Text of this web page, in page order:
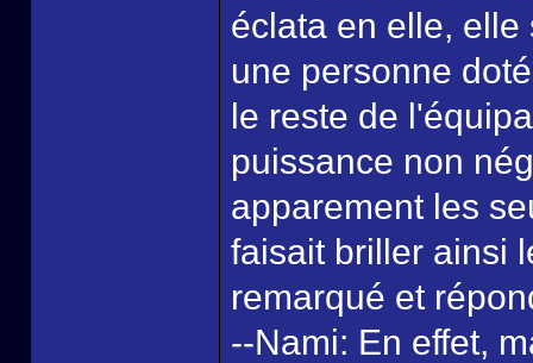
éclata en elle,
une personne
le reste de
puissance non
apparement les
faisait briller ainsi
remarqué et
--Nami: En effet,